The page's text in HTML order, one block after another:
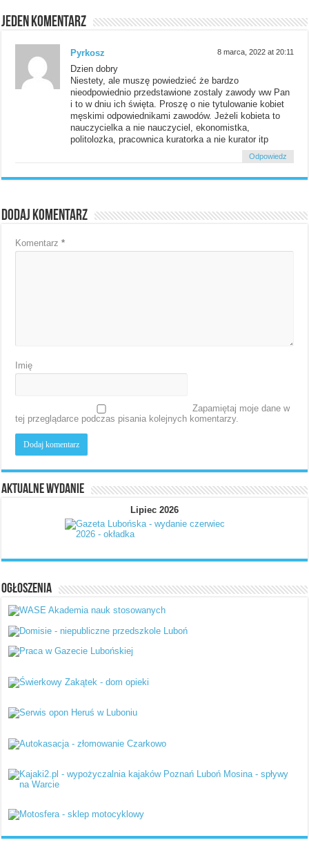
Jeden komentarz
Pyrkosz 8 marca, 2022 at 20:11
Dzien dobry
Niestety, ale muszę powiedzieć że bardzo
nieodpowiednio przedstawione zostaly zawody ww Pan
i to w dniu ich święta. Proszę o nie tytulowanie kobiet
męskimi odpowiednikami zawodów. Jeżeli kobieta to
nauczycielka a nie nauczyciel, ekonomistka,
politolozka, pracownica kuratorka a nie kurator itp
Odpowiedz
Dodaj komentarz
Komentarz*
Imię
Zapamiętaj moje dane w
tej przeglądarce podczas pisania kolejnych komentarzy.
Aktualne wydanie
Lipiec 2026
Ogłoszenia